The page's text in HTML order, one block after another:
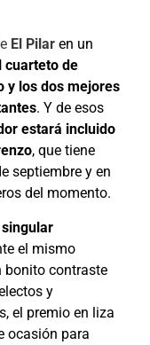
El Pilar en un
cuarteto de
y los dos mejores
. Y de esos
estará incluido
, que tiene
septiembre y en
del momento.
el mismo
bonito contraste
y
el premio en liza
ocasión para